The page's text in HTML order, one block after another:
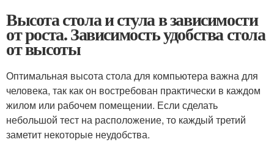
Высота стола и стула в зависимости
от роста. Зависимость удобства стола
от высоты
Оптимальная высота стола для компьютера важна для
человека, так как он востребован практически в каждом
жилом или рабочем помещении. Если сделать
небольшой тест на расположение, то каждый третий
заметит некоторые неудобства.